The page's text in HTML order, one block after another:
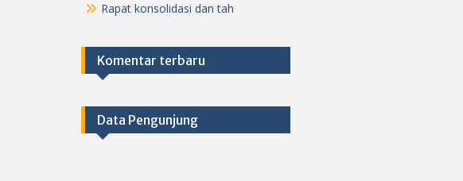
Rapat konsolidasi dan tah
Komentar terbaru
Data Pengunjung